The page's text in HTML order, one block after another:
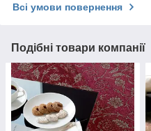
Всі умови повернення
Подібні товари компанії